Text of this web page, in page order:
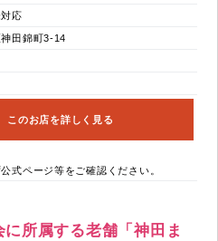
応
田錦町3-14
このお店を詳しく見る
式ページ等をご確認ください。
所属する老舗「神田ま